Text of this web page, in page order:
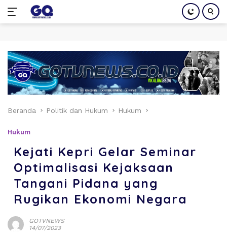
konten
Beranda Politik dan Hukum Hukum
Hukum
Kejati Kepri Gelar Seminar
Optimalisasi Kejaksaan
Tangani Pidana yang
Rugikan Ekonomi Negara
GOTVNEWS
14/07/2023